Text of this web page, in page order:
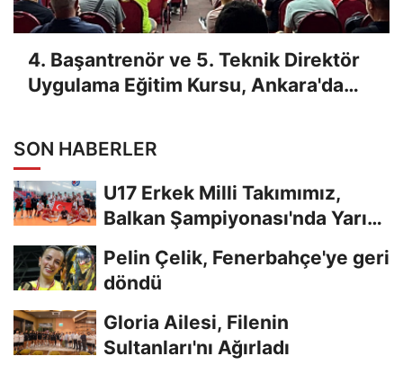
4. Başantrenör ve 5. Teknik Direktör
Uygulama Eğitim Kursu, Ankara'da
SON HABERLER
U17 Erkek Milli Takımımız,
Balkan Şampiyonası'nda Yarı
Pelin Çelik, Fenerbahçe'ye geri
döndü
Gloria Ailesi, Filenin
Sultanları'nı Ağırladı